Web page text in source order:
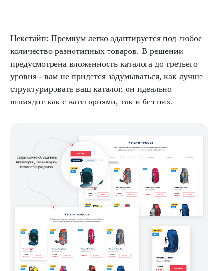
Некстайп: Премиум легко адаптируется под любое
количество разнотипных товаров. В решении
предусмотрена вложенность каталога до третьего
уровня - вам не придется задумываться, как лучше
структурировать ваш каталог, он идеально
выглядит как с категориями, так и без них.